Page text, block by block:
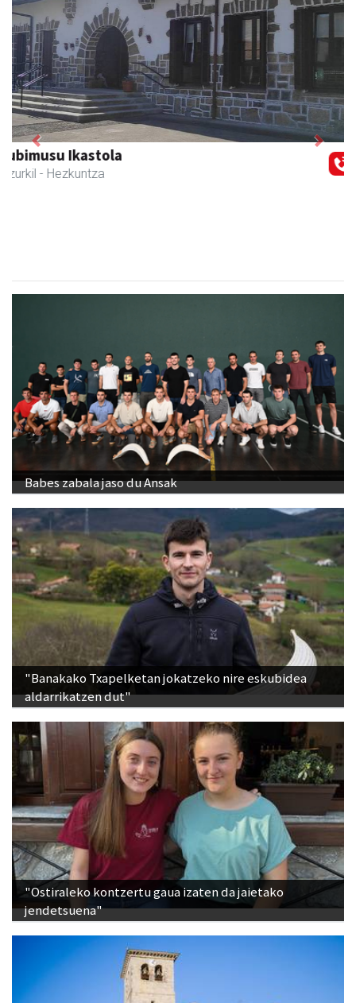
Previous Next
Babes zabala jaso du Ansak
"Banakako Txapelketan jokatzeko nire eskubidea
aldarrikatzen dut"
"Ostiraleko kontzertu gaua izaten da jaietako
jendetsuena"